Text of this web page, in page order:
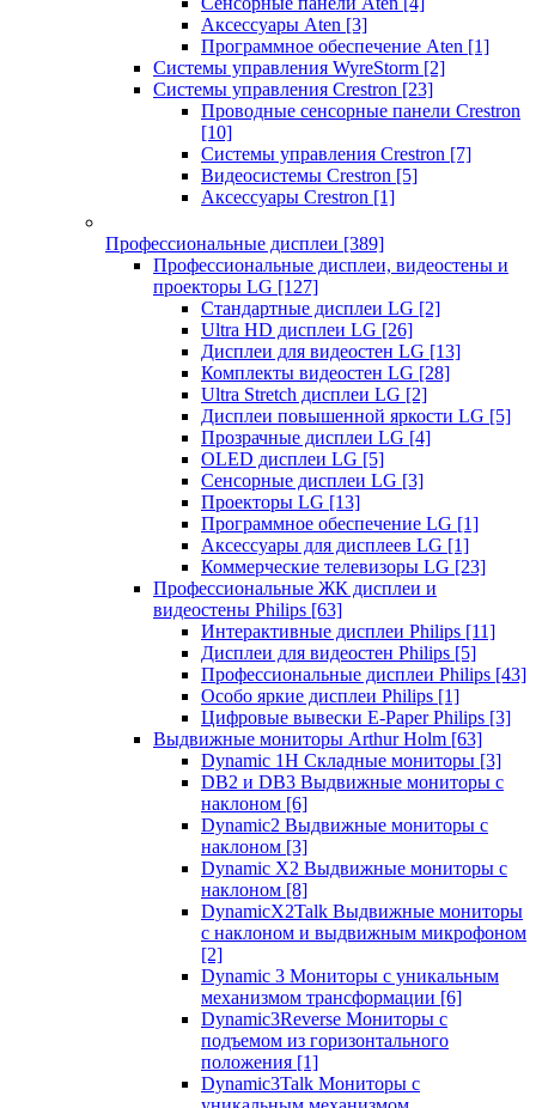
Аксессуары Aten [3]
Программное обеспечение Aten [1]
Системы управления WyreStorm [2]
Системы управления Crestron [23]
Проводные сенсорные панели Crestron
[10]
Системы управления Crestron [7]
Видеосистемы Crestron [5]
Аксессуары Crestron [1]
Профессиональные дисплеи [389]
Профессиональные дисплеи, видеостены и
проекторы LG [127]
Стандартные дисплеи LG [2]
Ultra HD дисплеи LG [26]
Дисплеи для видеостен LG [13]
Комплекты видеостен LG [28]
Ultra Stretch дисплеи LG [2]
Дисплеи повышенной яркости LG [5]
Прозрачные дисплеи LG [4]
OLED дисплеи LG [5]
Сенсорные дисплеи LG [3]
Проекторы LG [13]
Программное обеспечение LG [1]
Аксессуары для дисплеев LG [1]
Коммерческие телевизоры LG [23]
Профессиональные ЖК дисплеи и
видеостены Philips [63]
Интерактивные дисплеи Philips [11]
Дисплеи для видеостен Philips [5]
Профессиональные дисплеи Philips [43]
Особо яркие дисплеи Philips [1]
Цифровые вывески E-Paper Philips [3]
Выдвижные мониторы Arthur Holm [63]
Dynamic 1Н Складные мониторы [3]
DB2 и DB3 Выдвижные мониторы с
наклоном [6]
Dynamic2 Выдвижные мониторы с
наклоном [3]
Dynamic X2 Выдвижные мониторы с
наклоном [8]
DynamicX2Talk Выдвижные мониторы
с наклоном и выдвижным микрофоном
[2]
Dynamic 3 Мониторы с уникальным
механизмом трансформации [6]
Dynamic3Reverse Мониторы с
подъемом из горизонтального
положения [1]
Dynamic3Talk Мониторы с